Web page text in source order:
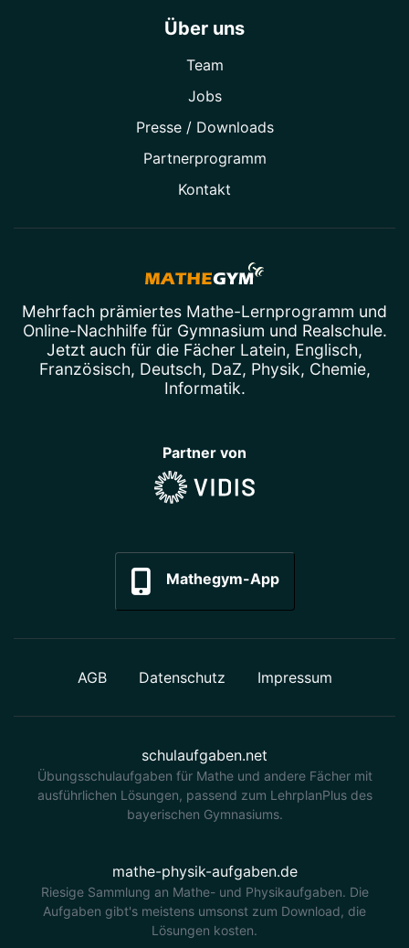
Über uns
Team
Jobs
Presse / Downloads
Partner­programm
Kontakt
Mehrfach prämiertes Mathe-Lernprogramm und
Online-Nachhilfefür Gymnasium und Realschule.
Jetzt auch für die Fächer Latein, Englisch,
Französisch, Deutsch, DaZ, Physik, Chemie,
Informatik.
Partner von
Mathegym-App
AGB Datenschutz Impressum
schulaufgaben.net
Übungsschulaufgaben für Mathe und andere Fächer mit
ausführlichen Lösungen, passend zum LehrplanPlus des
bayerischen Gymnasiums.
mathe-physik-aufgaben.de
Riesige Sammlung an Mathe- und Physikaufgaben. Die
Aufgaben gibt's meistens umsonst zum Download, die
Lösungen kosten.